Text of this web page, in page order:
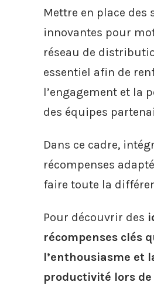
Mettre en place des
innovantes pour
réseau de
essentiel afin de
l’engagement et la
des équipes
Dans ce cadre,
récompenses
faire toute la
Pour découvrir des
récompenses clés
l’enthousiasme et
productivité lors de